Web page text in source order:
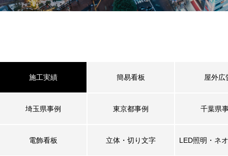
施工実績 簡易看板 屋外広
埼玉県事例 東京都事例 千葉県
電飾看板 立体・切り文字 LED照明・ネ